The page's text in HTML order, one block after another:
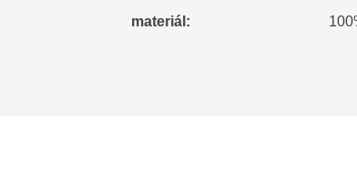
materiál :